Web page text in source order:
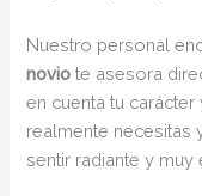
Nuestro personal
novio te asesora
en cuenta tu
realmente necesitas
sentir radiante y muy